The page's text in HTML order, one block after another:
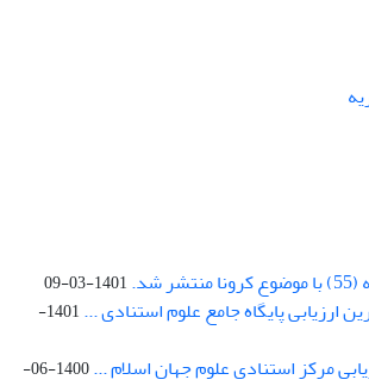
1401-03-09
1401-
1400-06-